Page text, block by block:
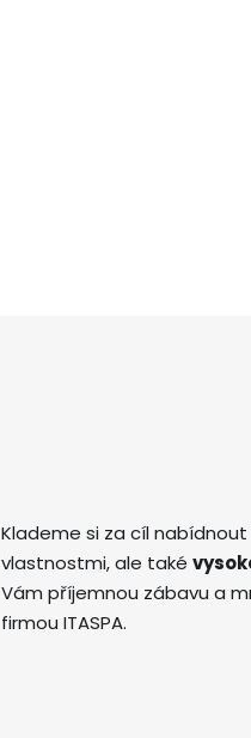
Klademe si za cíl
vlastnostmi, ale také
Vám příjemnou zábavu a
firmou ITASPA.